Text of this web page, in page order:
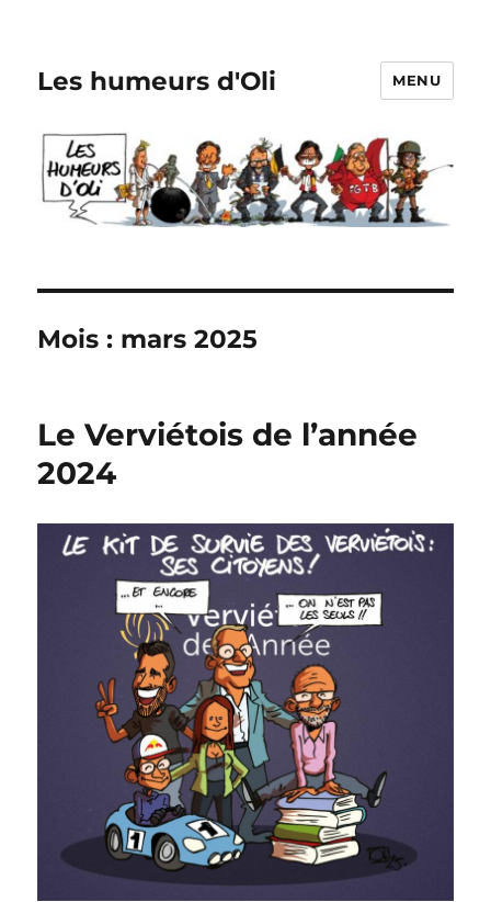
Les humeurs d'Oli MENU
Mois : mars 2025
Le Verviétois de l’année
2024